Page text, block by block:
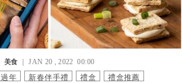
美食｜ JAN 20 , 2022 00:00
過年 新春伴手禮 禮盒 禮盒推薦